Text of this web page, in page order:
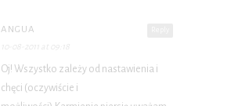
ANGUA
Oj! Wszystko zależy od nastawienia i
chęci (oczywiście i